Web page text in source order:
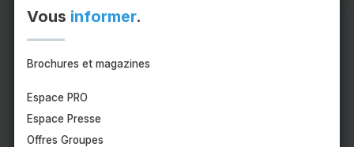
Vous informer.
Brochures et magazines
Espace PRO
Espace Presse
Offres Groupes